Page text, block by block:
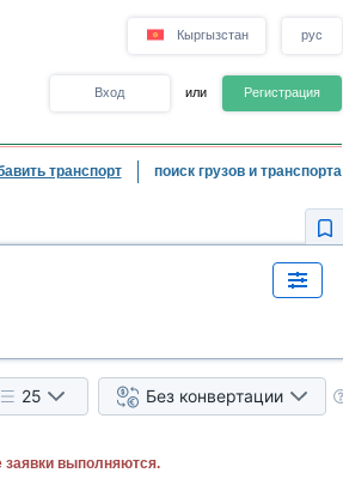
Кыргызстан рус
Вход или Регистрация
транспорт поиск грузов и транспорта
25 Без конвертации
заявки выполняются.